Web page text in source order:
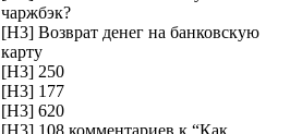
чаржбэк?
[H3] Возврат денег на банковскую
карту
[H3] 250
[H3] 177
[H3] 620